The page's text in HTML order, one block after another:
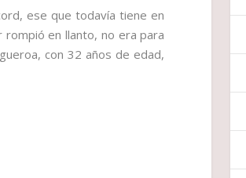
ese que todavía tiene en
en llanto, no era para
con 32 años de edad,